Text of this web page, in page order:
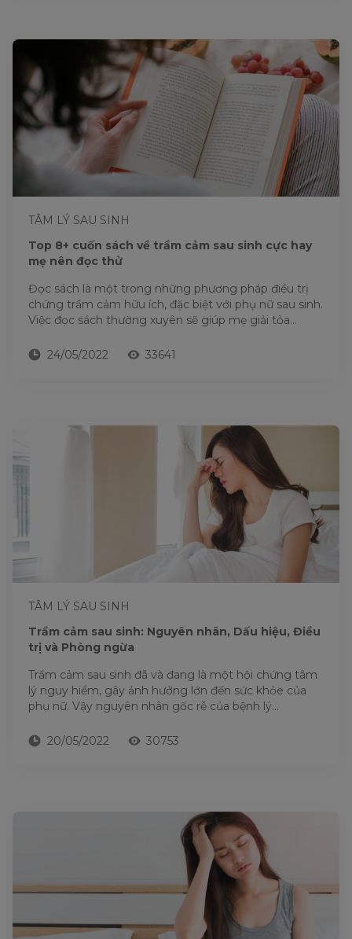
TÂM LÝ SAU SINH
Top 8+ cuốn sách về trầm cảm sau sinh cực hay
mẹ nên đọc thử
Đọc sách là một trong những phương pháp điều trị
chứng trầm cảm hữu ích, đặc biệt với phụ nữ sau sinh.
Việc đọc sách thường xuyên sẽ giúp mẹ giải tỏa
24/05/2022
33641
TÂM LÝ SAU SINH
Trầm cảm sau sinh: Nguyên nhân, Dấu hiệu, Điều
trị và Phòng ngừa
Trầm cảm sau sinh đã và đang là một hội chứng tâm
lý nguy hiểm, gây ảnh hưởng lớn đến sức khỏe của
phụ nữ. Vậy nguyên nhân gốc rễ của bệnh lý...
20/05/2022 30753